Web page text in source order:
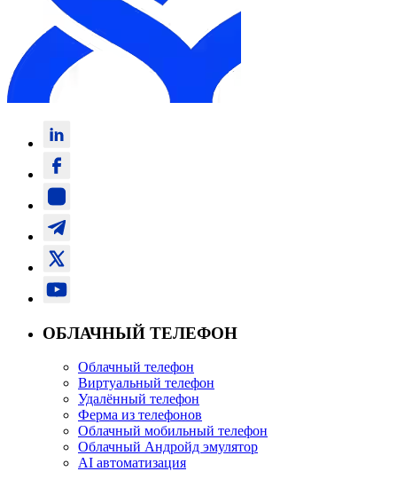
ОБЛАЧНЫЙ ТЕЛЕФОН
Облачный телефон
Виртуальный телефон
Удалённый телефон
Ферма из телефонов
Облачный мобильный телефон
Облачный Андройд эмулятор
AI автоматизация